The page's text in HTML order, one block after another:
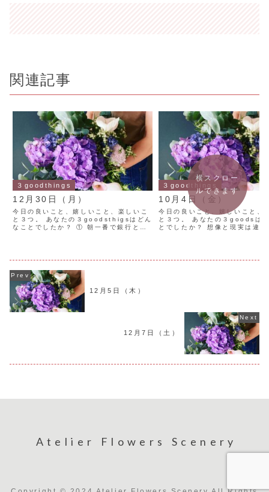
関連記事
３goodthings
12月30日（月）
今日の良いこと、嬉しいこと、楽しいこ
と３つ。 あなたの３goodsthigsはどん
なことでしたか？ ① 朝一番で銀行と郵
３goodthings
10月4日（金）
今日の良いこと、嬉しいこと、
と３つ。 あなたの３goodsは
とでしたか？ 想像と現実は違
横スクロー
ルできます
12月5日（木）
12月7日（土）
Atelier Flowers Scenery